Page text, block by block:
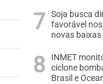
Soja busca
favorável
novas baixas
INMET
ciclone
Brasil e